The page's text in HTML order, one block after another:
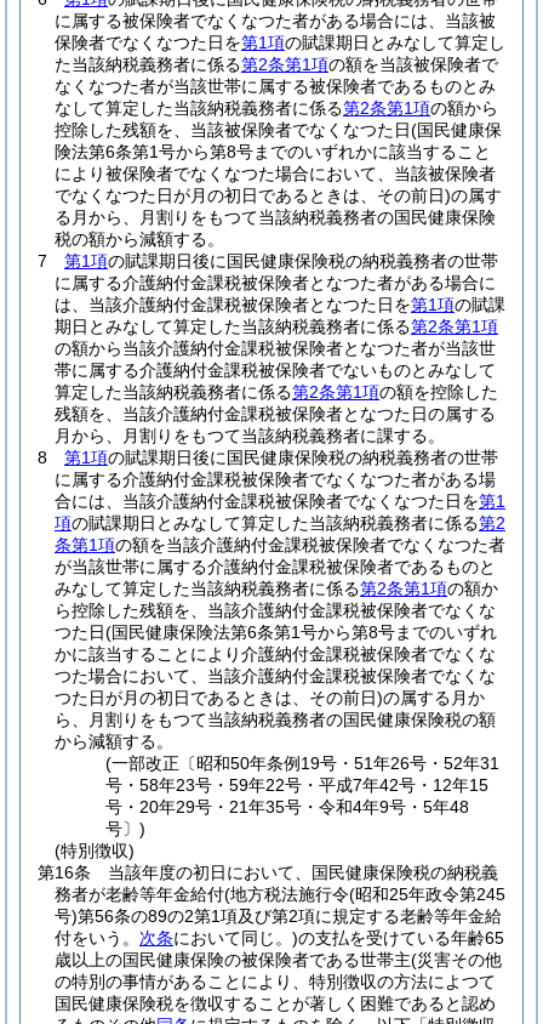
に属する被保険者でなくなつた者がある場合には、当該被
保険者でなくなつた日を第1項の賦課期日とみなして算定し
た当該納税義務者に係る第2条第1項の額を当該被保険者で
なくなつた者が当該世帯に属する被保険者であるものとみ
なして算定した当該納税義務者に係る第2条第1項の額から
控除した残額を、当該被保険者でなくなつた日(国民健康保
険法第6条第1号から第8号までのいずれかに該当すること
により被保険者でなくなつた場合において、当該被保険者
でなくなつた日が月の初日であるときは、その前日)の属す
る月から、月割りをもつて当該納税義務者の国民健康保険
税の額から減額する。
7
第1項の賦課期日後に国民健康保険税の納税義務者の世帯
に属する介護納付金課税被保険者となつた者がある場合に
は、当該介護納付金課税被保険者となつた日を第1項の賦課
期日とみなして算定した当該納税義務者に係る第2条第1項
の額から当該介護納付金課税被保険者となつた者が当該世
帯に属する介護納付金課税被保険者でないものとみなして
算定した当該納税義務者に係る第2条第1項の額を控除した
残額を、当該介護納付金課税被保険者となつた日の属する
月から、月割りをもつて当該納税義務者に課する。
8
第1項の賦課期日後に国民健康保険税の納税義務者の世帯
に属する介護納付金課税被保険者でなくなつた者がある場
合には、当該介護納付金課税被保険者でなくなつた日を第1
項の賦課期日とみなして算定した当該納税義務者に係る第2
条第1項の額を当該介護納付金課税被保険者でなくなつた者
が当該世帯に属する介護納付金課税被保険者であるものと
みなして算定した当該納税義務者に係る第2条第1項の額か
ら控除した残額を、当該介護納付金課税被保険者でなくな
つた日(国民健康保険法第6条第1号から第8号までのいずれ
かに該当することにより介護納付金課税被保険者でなくな
つた場合において、当該介護納付金課税被保険者でなくな
つた日が月の初日であるときは、その前日)の属する月か
ら、月割りをもつて当該納税義務者の国民健康保険税の額
から減額する。
(一部改正〔昭和50年条例19号・51年26号・52年31
号・58年23号・59年22号・平成7年42号・12年15
号・20年29号・21年35号・令和4年9号・5年48
号〕)
(特別徴収)
第16条
当該年度の初日において、国民健康保険税の納税義
務者が老齢等年金給付(地方税法施行令(昭和25年政令第245
号)第56条の89の2第1項及び第2項に規定する老齢等年金給
付をいう。 次条において同じ。)の支払を受けている年齢65
歳以上の国民健康保険の被保険者である世帯主(災害その他
の特別の事情があることにより、特別徴収の方法によつて
国民健康保険税を徴収することが著しく困難であると認め